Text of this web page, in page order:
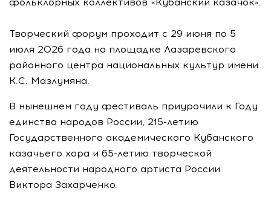
Творческий форум проходит с 29 июня по 5
июля 2026 года на площадке Лазаревского
районного центра национальных культур имени
К.С. Мазлумяна.
В нынешнем году фестиваль приурочили к Году
единства народов России, 215-летию
Государственного академического Кубанского
казачьего хора и 65-летию творческой
деятельности народного артиста России
Виктора Захарченко.